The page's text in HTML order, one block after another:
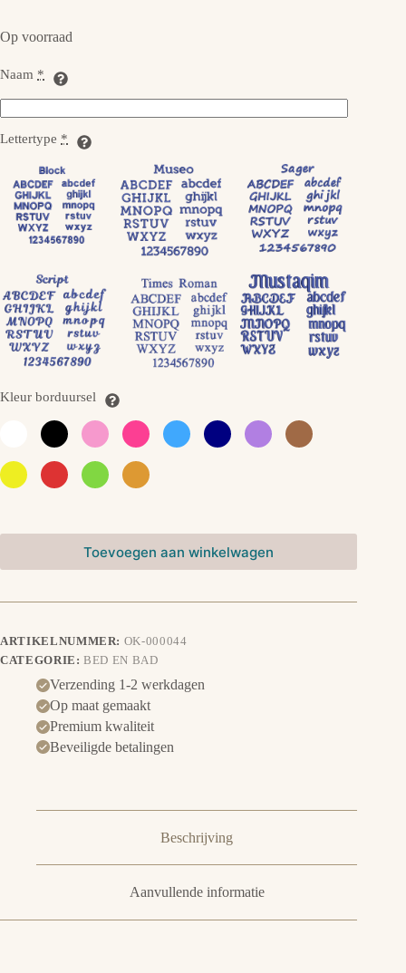
Op voorraad
Naam *
Lettertype *
Kleur borduursel
Toevoegen aan winkelwagen
ARTIKELNUMMER: OK-000044
CATEGORIE:BED EN BAD
Verzending 1-2 werkdagen
Op maat gemaakt
Premium kwaliteit
Beveiligde betalingen
Beschrijving
Aanvullende informatie